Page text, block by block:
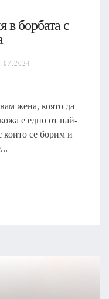
в борбата с
жена, която да
е едно от най-
които се борим и